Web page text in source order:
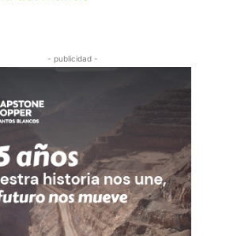
- publicidad -